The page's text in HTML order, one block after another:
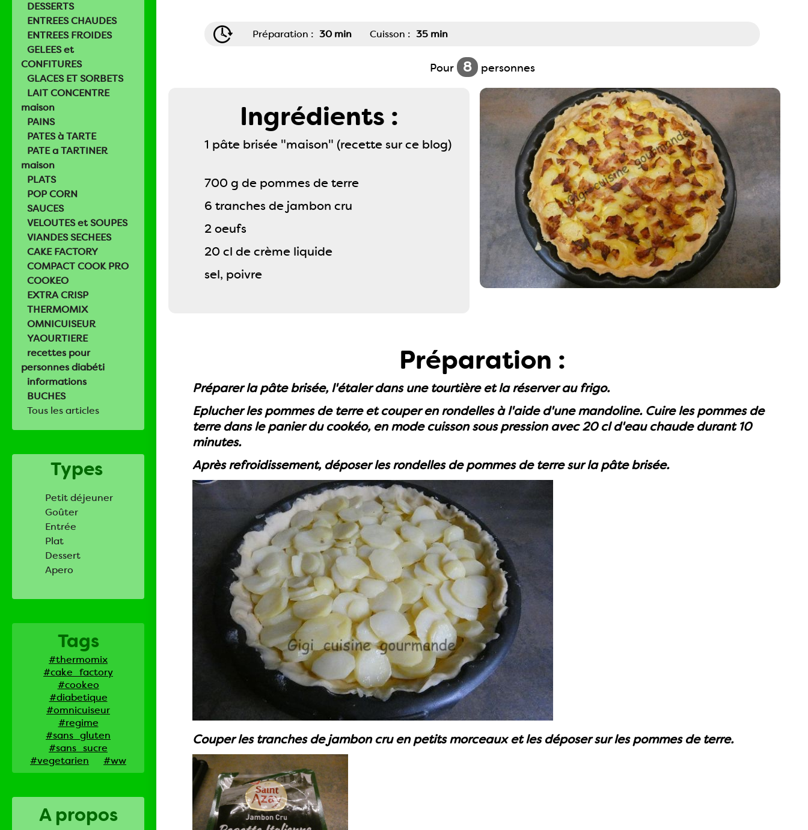
DESSERTS
ENTREES CHAUDES
ENTREES FROIDES
GELEES et
CONFITURES
GLACES ET SORBETS
LAIT CONCENTRE
maison
PAINS
PATES à TARTE
PATE a TARTINER
maison
PLATS
POP CORN
SAUCES
VELOUTES et SOUPES
VIANDES SECHEES
CAKE FACTORY
COMPACT COOK PRO
COOKEO
EXTRA CRISP
THERMOMIX
OMNICUISEUR
YAOURTIERE
recettes pour
personnes diabéti
informations
BUCHES
Tous les articles
Types
Petit déjeuner
Goûter
Entrée
Plat
Dessert
Apero
Tags
#thermomix
#cake_factory
#cookeo
#diabetique
#omnicuiseur
#regime
#sans_gluten
#sans_sucre
#vegetarien
#ww
A propos
Préparation : 30 min Cuisson : 35 min
Pour 8 personnes
Ingrédients :
1 pâte brisée "maison" (recette sur ce blog)
700 g de pommes de terre
6 tranches de jambon cru
2 oeufs
20 cl de crème liquide
sel, poivre
Préparation :
Préparer la pâte brisée, l'étaler dans une tourtière et la réserver au frigo.
Eplucher les pommes de terre et couper en rondelles à l'aide d'une mandoline. Cuire les pommes de
terre dans le panier du cookéo, en mode cuisson sous pression avec 20 cl d'eau chaude durant 10
minutes.
Après refroidissement, déposer les rondelles de pommes de terre sur la pâte brisée.
Couper les tranches de jambon cru en petits morceaux et les déposer sur les pommes de terre.